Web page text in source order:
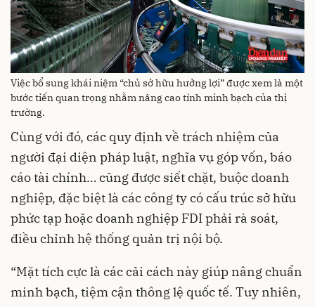
Việc bổ sung khái niệm “chủ sở hữu hưởng lợi” được xem là một
bước tiến quan trọng nhằm nâng cao tính minh bạch của thị
trường.
Cùng với đó, các quy định về trách nhiệm của
người đại diện pháp luật, nghĩa vụ góp vốn, báo
cáo tài chính… cũng được siết chặt, buộc doanh
nghiệp, đặc biệt là các công ty có cấu trúc sở hữu
phức tạp hoặc doanh nghiệp FDI phải rà soát,
điều chỉnh hệ thống quản trị nội bộ.
“Mặt tích cực là các cải cách này giúp nâng chuẩn
minh bạch, tiệm cận thông lệ quốc tế. Tuy nhiên,